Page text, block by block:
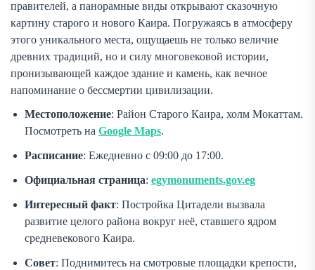
правителей, а панорамные виды открывают сказочную
картину старого и нового Каира. Погружаясь в атмосферу
этого уникального места, ощущаешь не только величие
древних традиций, но и силу многовековой истории,
пронизывающей каждое здание и камень, как вечное
напоминание о бессмертии цивилизации.
Местоположение: Район Старого Каира, холм Мокаттам.
Посмотреть на Google Maps.
Расписание: Ежедневно с 09:00 до 17:00.
Официальная страница: egymonuments.gov.eg
Интересный факт: Постройка Цитадели вызвала
развитие целого района вокруг неё, ставшего ядром
средневекового Каира.
Совет: Поднимитесь на смотровые площадки крепости,